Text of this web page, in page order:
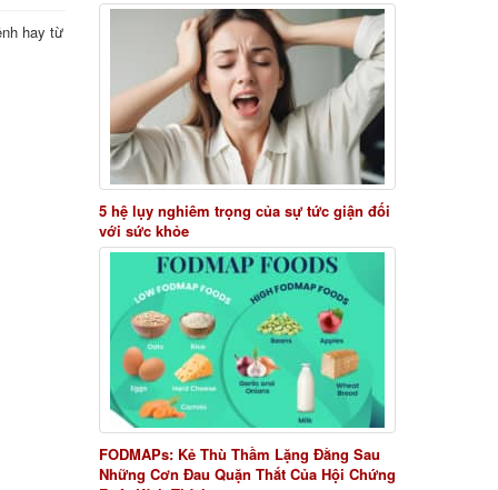
hay từ
5 hệ lụy nghiêm trọng của sự tức giận đối
với sức khỏe
FODMAPs: Kẻ Thù Thầm Lặng Đằng Sau
Những Cơn Đau Quặn Thắt Của Hội Chứng